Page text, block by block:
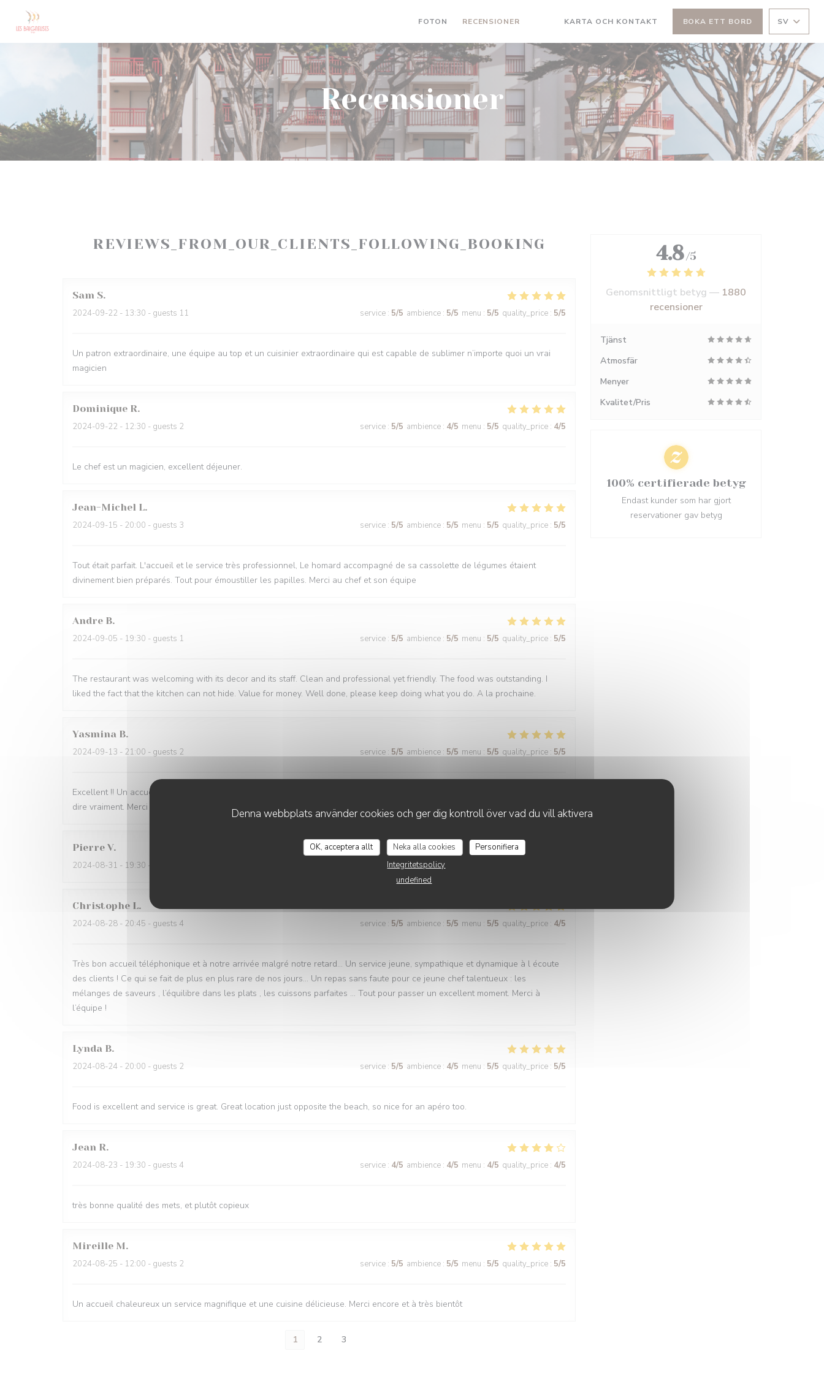
Cookie- hanteringspanel
Denna webbplats använder cookies och ger dig kontroll över vad du vill aktivera
OK, acceptera allt Neka alla cookies
Personifiera
Integritetspolicy
undefined
FOTON RECENSIONER KARTA OCH KONTAKT BOKA ETT BORD SV
Recensioner
REVIEWS_FROM_OUR_CLIENTS_FOLLOWING_BOOKING
Sam S
2024-09-22 - 13:30 - guests 11 service : 5/5 ambience : 5/5 menu : 5/5 quality_price : 5/5
Un patron extraordinaire, une équipe au top et un cuisinier extraordinaire qui est capable de sublimer n’importe quoi un vrai
magicien
Dominique R
2024-09-22 - 12:30 - guests 2 service : 5/5 ambience : 4/5 menu : 5/5 quality_price : 4/5
Le chef est un magicien, excellent déjeuner.
Jean-Michel L
2024-09-15 - 20:00 - guests 3 service : 5/5 ambience : 5/5 menu : 5/5 quality_price : 5/5
Tout était parfait. L'accueil et le service très professionnel, Le homard accompagné de sa cassolette de légumes étaient
divinement bien préparés. Tout pour émoustiller les papilles. Merci au chef et son équipe
Andre B
2024-09-05 - 19:30 - guests 1 service : 5/5 ambience : 5/5 menu : 5/5 quality_price : 5/5
The restaurant was welcoming with its decor and its staff. Clean and professional yet friendly. The food was outstanding. I
liked the fact that the kitchen can not hide. Value for money. Well done, please keep doing what you do. A la prochaine.
Yasmina B
2024-09-13 - 21:00 - guests 2 service : 5/5 ambience : 5/5 menu : 5/5 quality_price : 5/5
Excellent !! Un accueil et service au top, une belle déco, vu sur la cuisine, des plats succulents de l’entrée au dessert, rien à
dire vraiment. Merci
Pierre V
2024-08-31 - 19:30 - guests 2 :5/5 ambience:
Christophe L
2024-08-28 - 20:45 - guests 4 service : 5/5 ambience : 5/5 menu : 5/5 quality_price : 4/5
Très bon accueil téléphonique et à notre arrivée malgré notre retard… Un service jeune, sympathique et dynamique à l écoute
des clients ! Ce qui se fait de plus en plus rare de nos jours… Un repas sans faute pour ce jeune chef talentueux : les
mélanges de saveurs , l’équilibre dans les plats , les cuissons parfaites … Tout pour passer un excellent moment. Merci à
l’équipe !
Lynda B
2024-08-24 - 20:00 - guests 2 service : 5/5 ambience : 4/5 menu : 5/5 quality_price : 5/5
Food is excellent and service is great. Great location just opposite the beach, so nice for an apéro too.
Jean R
2024-08-23 - 19:30 - guests 4 service : 4/5 ambience : 4/5 menu : 4/5 quality_price : 4/5
très bonne qualité des mets, et plutôt copieux
Mireille M
2024-08-25 - 12:00 - guests 2 service : 5/5 ambience : 5/5 menu : 5/5 quality_price : 5/5
Un accueil chaleureux un service magnifique et une cuisine délicieuse. Merci encore et à très bientôt
1 2 3
4.8 /5
Genomsnittligt betyg — 1880
recensioner
Tjänst
Atmosfär
Menyer
Kvalitet/Pris
100% certifierade betyg
Endast kunder som har gjort
reservationer gav betyg